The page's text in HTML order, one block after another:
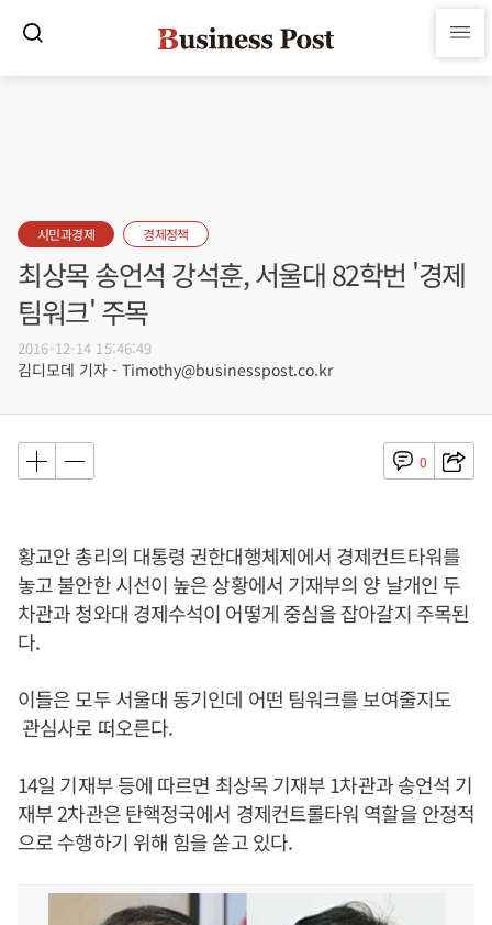
시민과경제 경제정책
최상목 송언석 강석훈, 서울대 82학번 '경제
팀워크' 주목
2016-12-14 15:46:49
김디모데 기자 - Timothy@businesspost.co.kr
0
황교안 총리의 대통령 권한대행체제에서 경제컨트타워를
놓고 불안한 시선이 높은 상황에서 기재부의 양 날개인 두
차관과 청와대 경제수석이 어떻게 중심을 잡아갈지 주목된
다.
이들은 모두 서울대 동기인데 어떤 팀워크를 보여줄지도
관심사로 떠오른다.
14일 기재부 등에 따르면 최상목 기재부 1차관과 송언석 기
재부 2차관은 탄핵정국에서 경제컨트롤타워 역할을 안정적
으로 수행하기 위해 힘을 쏟고 있다.